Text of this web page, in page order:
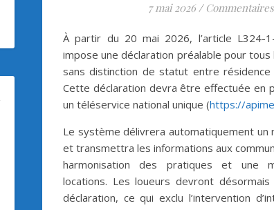
7 mai 2026 /
À partir du 20 mai 2026, l’article L324-
impose une déclaration préalable pour
sans distinction de statut entre résidence
Cette déclaration devra être effectuée en
un téléservice national unique (https://
Le système délivrera automatiquement un
et transmettra les informations aux
harmonisation des pratiques et une
locations. Les loueurs devront
déclaration, ce qui exclu l’intervention